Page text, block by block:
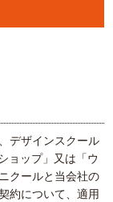
デザインスクール
ョップ」又は「ウ
クールと当会社の
約について、適用